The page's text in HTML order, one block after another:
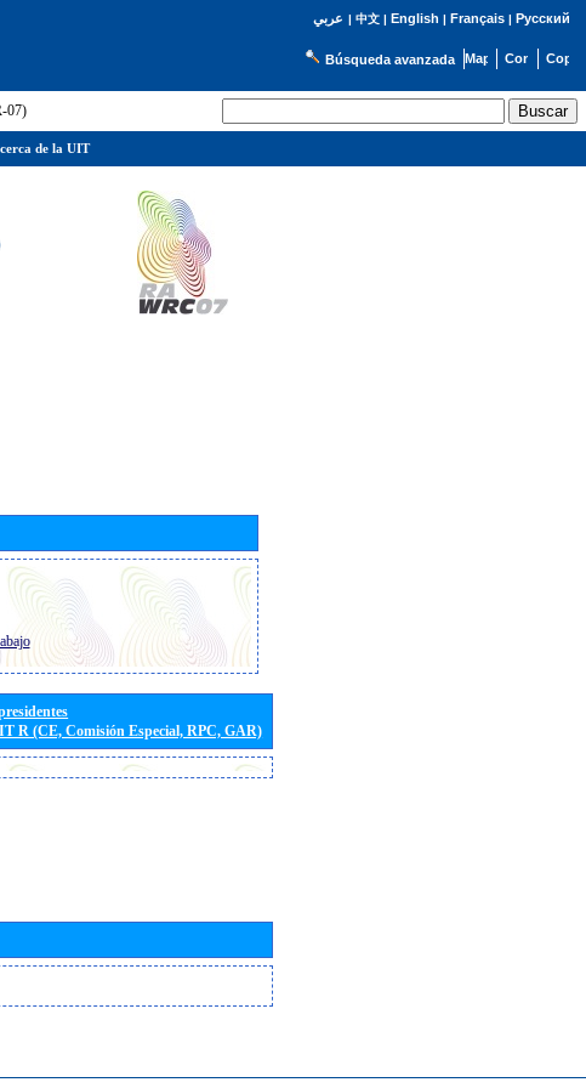
عربي | 中文| English | Français| Русский
Búsqueda avanzada
07)
R (CE, Comisión Especial, RPC, GAR)
de la UIT